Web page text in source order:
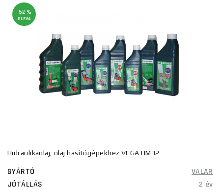
-52 %
SLEVA
Hidraulikaolaj, olaj hasítógépekhez VEGA HM32
GYÁRTÓ
VALAR
JÓTÁLLÁS
2 év